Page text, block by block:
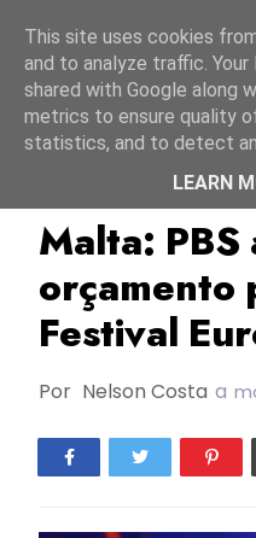
ESC2017
Malta: PBS
orçamento
Festival
Por Nelson Costa a
This site uses cookies
and to analyze traffic.
shared with Google along
metrics to ensure quality
statistics, and to detect
LEARN